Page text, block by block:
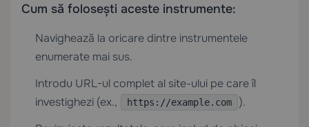
Cum să folosești aceste instrumente:
Navighează la oricare dintre instrumentele
enumerate mai sus.
Introdu URL-ul complet al site-ului pe care îl
investighezi (ex.,
https://example.com
).